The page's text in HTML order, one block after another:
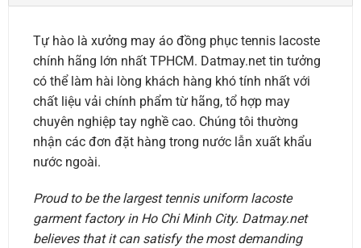
Tự hào là xưởng may áo đồng phục tennis lacoste
chính hãng lớn nhất TPHCM. Datmay.net tin tưởng
có thể làm hài lòng khách hàng khó tính nhất với
chất liệu vải chính phẩm từ hãng, tổ hợp may
chuyên nghiệp tay nghề cao. Chúng tôi thường
nhận các đơn đặt hàng trong nước lẫn xuất khẩu
nước ngoài.
Proud to be the largest tennis uniform lacoste
garment factory in Ho Chi Minh City. Datmay.net
believes that it can satisfy the most demanding